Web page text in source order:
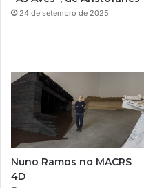
24 de setembro de 2025
Nuno Ramos no MACRS
4D